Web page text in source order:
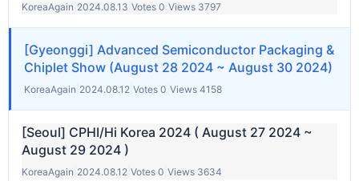
KoreaAgain 2024.08.13 Votes 0 Views 3797
[Gyeonggi] Advanced Semiconductor Packaging &
Chiplet Show (August 28 2024 ~ August 30 2024)
KoreaAgain 2024.08.12 Votes 0 Views 4158
[Seoul] CPHI/Hi Korea 2024 ( August 27 2024 ~
August 29 2024 )
KoreaAgain 2024.08.12 Votes 0 Views 3634